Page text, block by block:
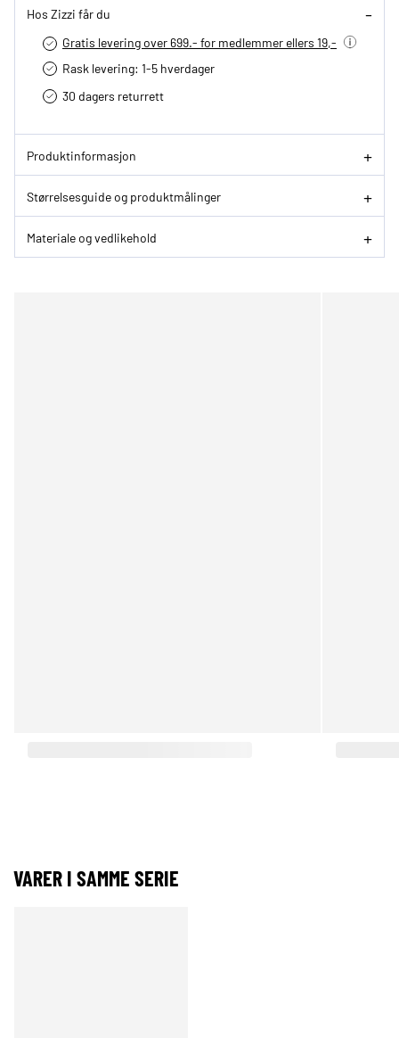
Hos Zizzi får du
Gratis levering over 699.- for medlemmer ellers 19,-
Rask levering: 1-5 hverdager
30 dagers returrett
Produktinformasjon
Størrelsesguide og produktmålinger
Materiale og vedlikehold
VARER I SAMME SERIE